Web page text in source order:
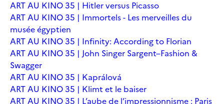
ART AU KINO 35 | Hitler versus Picasso
ART AU KINO 35 | Immortels - Les merveilles du
musée égyptien
ART AU KINO 35 | Infinity: According to Florian
ART AU KINO 35 | John Singer Sargent–Fashion &
Swagger
ART AU KINO 35 | Kaprálová
ART AU KINO 35 | Klimt et le baiser
ART AU KINO 35 | L’aube de l’impressionnisme : Paris